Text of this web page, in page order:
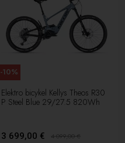
Elektro bicykel Kellys Theos R30
P Steel Blue 29/27.5 820Wh
3 699,00 € 4 099,00€
-10%